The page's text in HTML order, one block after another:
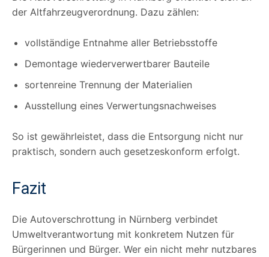
der Altfahrzeugverordnung. Dazu zählen:
vollständige Entnahme aller Betriebsstoffe
Demontage wiederverwertbarer Bauteile
sortenreine Trennung der Materialien
Ausstellung eines Verwertungsnachweises
So ist gewährleistet, dass die Entsorgung nicht nur
praktisch, sondern auch gesetzeskonform erfolgt.
Fazit
Die Autoverschrottung in Nürnberg verbindet
Umweltverantwortung mit konkretem Nutzen für
Bürgerinnen und Bürger. Wer ein nicht mehr nutzbares